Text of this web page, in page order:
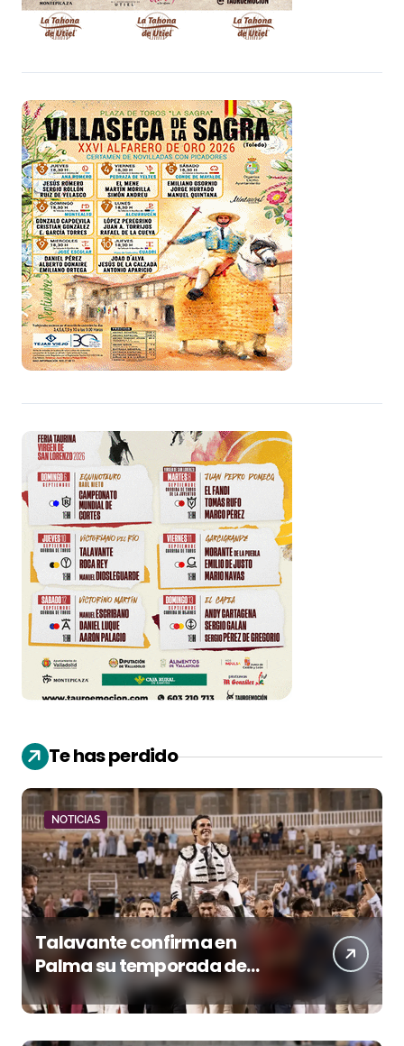
Te has perdido
NOTICIAS
Talavante confirma en
Palma su temporada de
figura y el palco niega el
premio a Roca Rey